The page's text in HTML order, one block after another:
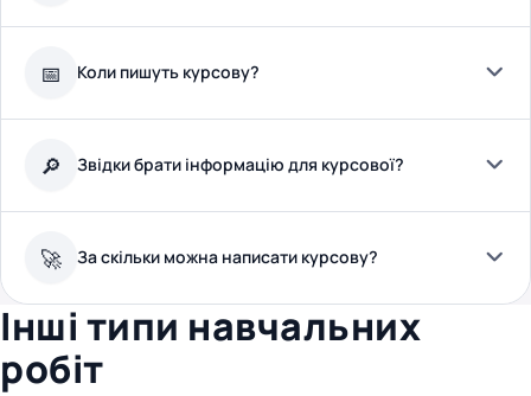
📅 Коли пишуть курсову?
🔎 Звідки брати інформацію для курсової?
🚀 За скільки можна написати курсову?
Інші типи навчальних
робіт